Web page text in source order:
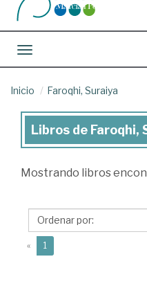
Toggle navigation
Inicio Faroqhi, Suraiya
Libros
Faroqhi,
Libros de Faroqhi,
Mostrando libros
« 1